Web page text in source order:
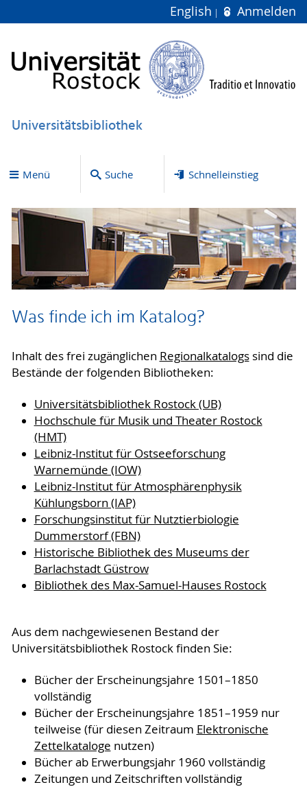
English Anmelden
Universitätsbibliothek
Menü Suche Schnelleinstieg
Was finde ich im Katalog?
Inhalt des frei zugänglichen Regionalkatalogssind die
Bestände der folgenden Bibliotheken:
Universitätsbibliothek Rostock (UB)
Hochschule für Musik und Theater Rostock
(HMT)
Leibniz-Institut für Ostseeforschung
Warnemünde (IOW)
Leibniz-Institut für Atmosphärenphysik
Kühlungsborn (IAP)
Forschungsinstitut für Nutztierbiologie
Dummerstorf (FBN)
Historische Bibliothek des Museums der
Barlachstadt Güstrow
Bibliothek des Max-Samuel-Hauses Rostock
Aus dem nachgewiesenen Bestand der
Universitätsbibliothek Rostock finden Sie:
Bücher der Erscheinungsjahre 1501–1850
vollständig
Bücher der Erscheinungsjahre 1851–1959 nur
teilweise (für diesen Zeitraum Elektronische
Zettelkataloge nutzen)
Bücher ab Erwerbungsjahr 1960 vollständig
Zeitungen und Zeitschriften vollständig